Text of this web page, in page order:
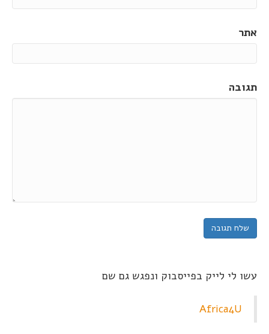
אתר
תגובה
עשו לי לייק בפייסבוק ונפגש גם שם
Africa4U